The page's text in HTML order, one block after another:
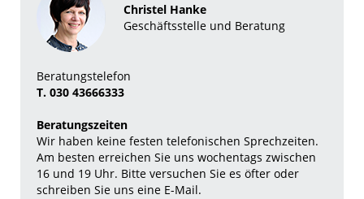
Christel Hanke
Geschäftsstelle und Beratung
Beratungstelefon
T. 030 43666333
Beratungszeiten
Wir haben keine festen telefonischen Sprechzeiten.
Am besten erreichen Sie uns wochentags zwischen
16 und 19 Uhr. Bitte versuchen Sie es öfter oder
schreiben Sie uns eine E-Mail.